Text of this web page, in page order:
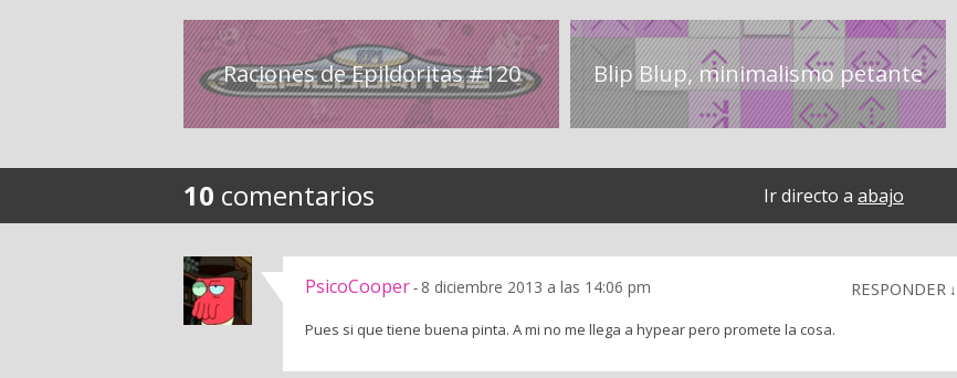
Raciones de Epildoritas #120 Blip Blup, minimalismo petante
10 comentarios Ir directo a abajo
PsicoCooper- 8 diciembre 2013 a las 14:06 pm RESPONDER ↓
Pues si que tiene buena pinta. A mi no me llega a hypear pero promete la cosa.